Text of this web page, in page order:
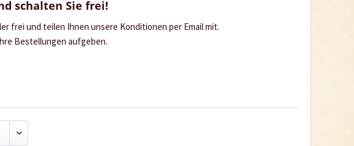
schalten Sie frei!
frei und teilen Ihnen unsere Konditionen per Email mit.
Bestellungen aufgeben.